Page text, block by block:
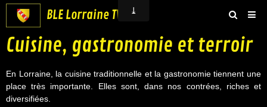
BLE Lorraine TV
Accueil
BLE Vidéos
Cuisine, gastronomie et terroir
En Lorraine, la cuisine traditionnelle et la gastronomie tiennent une
place très importante. Elles sont, dans nos contrées, riches et
diversifiées.